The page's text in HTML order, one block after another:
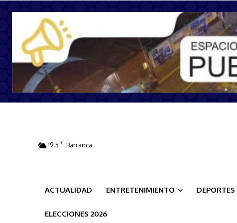
19.5 C Barranca
ACTUALIDAD ENTRETENIMIENTO DEPORTES
ELECCIONES 2026